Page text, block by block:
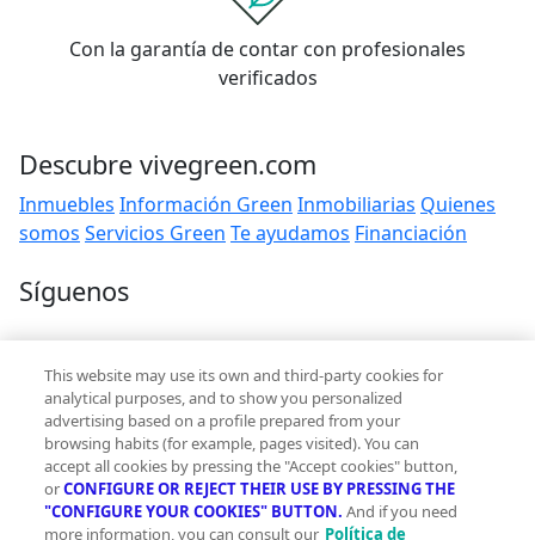
Con la garantía de contar con profesionales
verificados
Descubre vivegreen.com
Inmuebles Información Green Inmobiliarias Quienes
somos Servicios Green Te ayudamos Financiación
Síguenos
Contacto
hola@vivegreen.com
This website may use its own and third-party cookies for
analytical purposes, and to show you personalized
advertising based on a profile prepared from your
browsing habits (for example, pages visited). You can
accept all cookies by pressing the "Accept cookies" button,
orCONFIGURE OR REJECT THEIR USE BY PRESSING THE
"CONFIGURE YOUR COOKIES" BUTTON. And if you need
more information, you can consult our Política de